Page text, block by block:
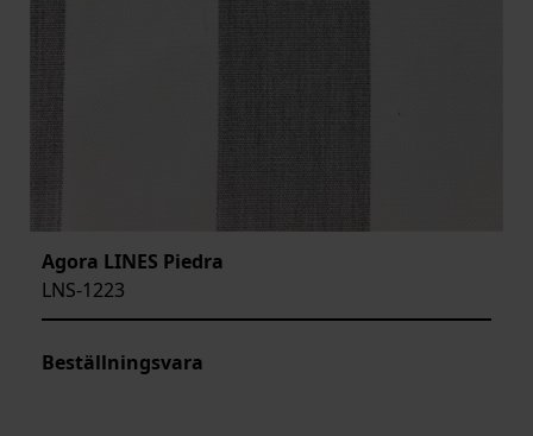
Agora LINES Piedra
LNS-1223
Beställningsvara